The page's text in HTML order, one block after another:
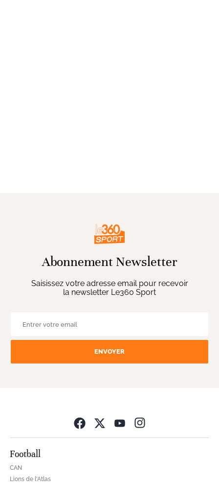
Abonnement Newsletter
Saisissez votre adresse email pour recevoir
la newsletter Le360 Sport
ENVOYER
Football
CAN
Lions de l'Atlas